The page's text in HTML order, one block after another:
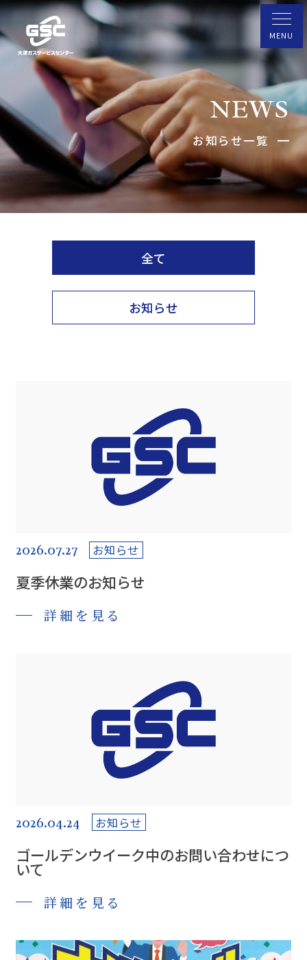
NEWS
お知らせ一覧
全て
お知らせ
2026.07.27 お知らせ
夏季休業のお知らせ
詳細を見る
2026.04.24 お知らせ
ゴールデンウイーク中のお問い合わせにつ
いて
詳細を見る